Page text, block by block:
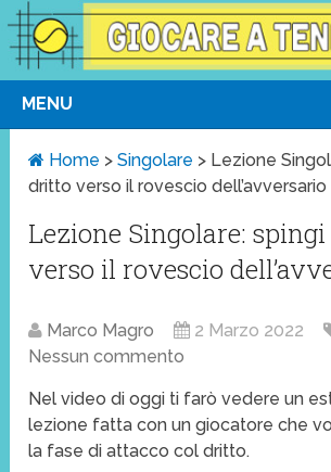
MENU
Home >Singolare > Lezione
dritto verso il rovescio dell’avversario
Lezione Singolare:
verso il rovescio
Marco Magro 2 Marzo 2022
Nessun commento
Nel video di oggi ti farò vedere un
lezione fatta con un giocatore che
la fase di attacco col dritto.